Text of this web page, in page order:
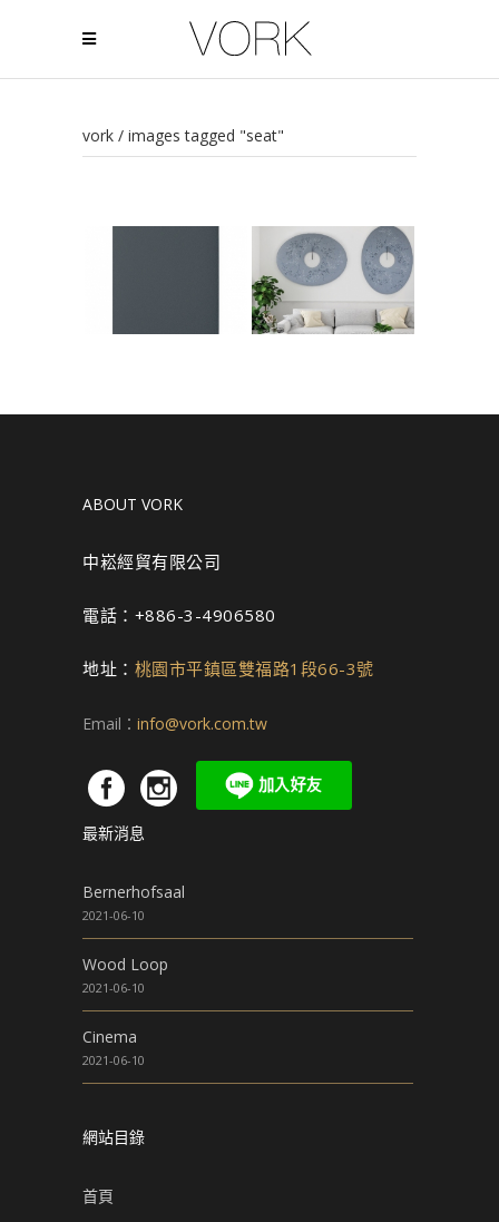
vork / images tagged "seat"
ABOUT VORK
中崧經貿有限公司
電話：+886-3-4906580
地址： 桃園市平鎮區雙福路1段66-3號
Email： info@vork.com.tw
最新消息
Bernerhofsaal
2021-06-10
Wood Loop
2021-06-10
Cinema
2021-06-10
網站目錄
首頁